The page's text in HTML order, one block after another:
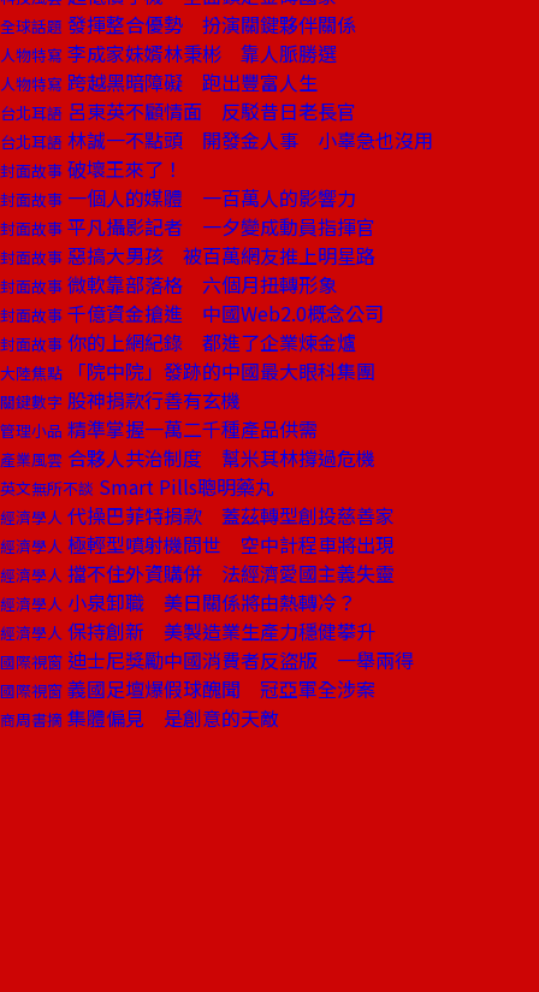
全球話題 發揮整合優勢 扮演關鍵夥伴關係
人物特寫 李成家妹婿林秉彬 靠人脈勝選
人物特寫 跨越黑暗障礙 跑出豐富人生
台北耳語 呂東英不顧情面 反駁昔日老長官
台北耳語 林誠一不點頭 開發金人事 小辜急也沒用
封面故事 破壞王來了！
封面故事 一個人的媒體 一百萬人的影響力
封面故事 平凡攝影記者 一夕變成動員指揮官
封面故事 惡搞大男孩 被百萬網友推上明星路
封面故事 微軟靠部落格 六個月扭轉形象
封面故事 千億資金搶進 中國Web2.0概念公司
封面故事 你的上網紀錄 都進了企業煉金爐
大陸焦點 「院中院」發跡的中國最大眼科集團
關鍵數字 股神捐款行善有玄機
管理小品 精準掌握一萬二千種產品供需
產業風雲 合夥人共治制度 幫米其林撐過危機
英文無所不談 Smart Pills聰明藥丸
經濟學人 代操巴菲特捐款 蓋茲轉型創投慈善家
經濟學人 極輕型噴射機問世 空中計程車將出現
經濟學人 擋不住外資購併 法經濟愛國主義失靈
經濟學人 小泉卸職 美日關係將由熱轉冷？
經濟學人 保持創新 美製造業生產力穩健攀升
國際視窗 迪士尼獎勵中國消費者反盜版 一舉兩得
國際視窗 義國足壇爆假球醜聞 冠亞軍全涉案
商周書摘 集體偏見 是創意的天敵